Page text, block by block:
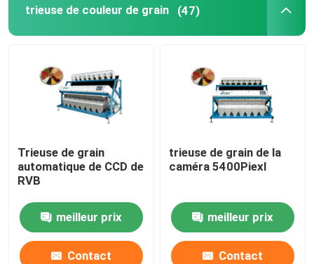
trieuse de couleur de grain
trieuse de couleur d'anarcadier
trieuse de couleur d'arachide
Trieuse de couleur d'épice
trieuse de couleur de grain (47)
Trieuse de grain
automatique de CCD de
RVB
meilleur prix
Contact
trieuse de grain de la
caméra 5400Piexl
meilleur prix
Contact